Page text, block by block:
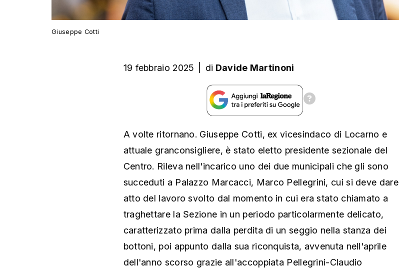
Giuseppe Cotti
19 febbraio 2025 di Davide Martinoni
A volte ritornano. Giuseppe Cotti, ex vicesindaco di Locarno e
attuale granconsigliere, è stato eletto presidente sezionale del
Centro. Rileva nell'incarico uno dei due municipali che gli sono
succeduti a Palazzo Marcacci, Marco Pellegrini, cui si deve dare
atto del lavoro svolto dal momento in cui era stato chiamato a
traghettare la Sezione in un periodo particolarmente delicato,
caratterizzato prima dalla perdita di un seggio nella stanza dei
bottoni, poi appunto dalla sua riconquista, avvenuta nell'aprile
dell'anno scorso grazie all'accoppiata Pellegrini-Claudio